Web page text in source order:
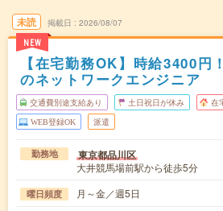
未読
NEW
掲載日 2026/08/07
【在宅勤務OK】時給3400円
のネットワークエンジニア
交通費別途支給あり 土日祝日が休み 在
WEB登録OK 派遣
勤務地 東京都品川区
大井競馬場前駅から徒歩5分
曜日頻度 月～金／週5日